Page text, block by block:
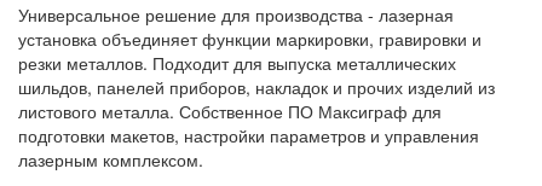
Универсальное решение для производства - лазерная
установка объединяет функции маркировки, гравировки и
резки металлов. Подходит для выпуска металлических
шильдов, панелей приборов, накладок и прочих изделий из
листового металла. Собственное ПО Максиграф для
подготовки макетов, настройки параметров и управления
лазерным комплексом.